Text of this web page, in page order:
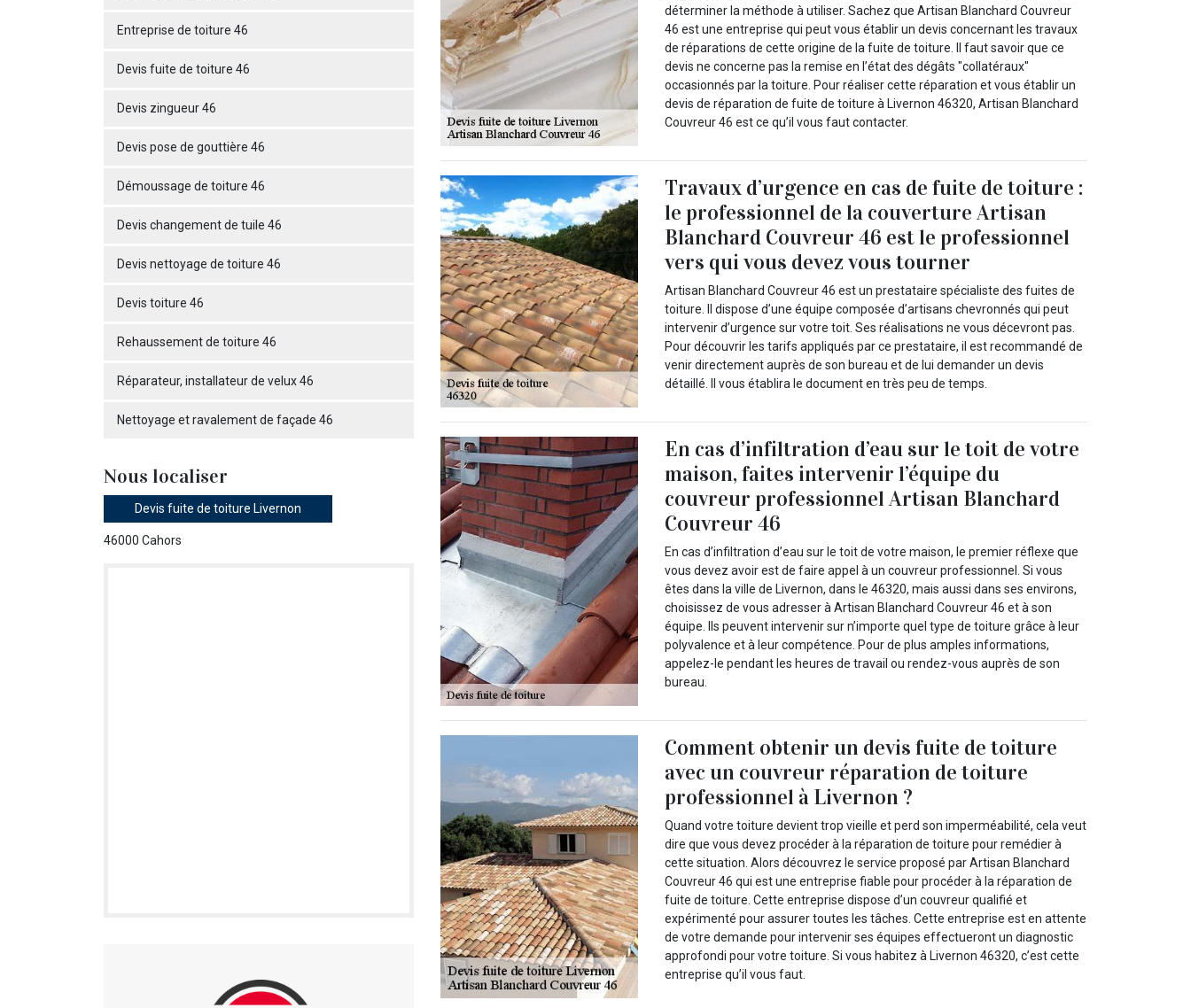
Entreprise de toiture 46
Devis fuite de toiture 46
Devis zingueur 46
Devis pose de gouttière 46
Démoussage de toiture 46
Devis changement de tuile 46
Devis nettoyage de toiture 46
Devis toiture 46
Rehaussement de toiture 46
Réparateur, installateur de velux 46
Nettoyage et ravalement de façade 46
Nous localiser
Devis fuite de toiture Livernon
46000 Cahors
déterminer la méthode à utiliser. Sachez que Artisan Blanchard Couvreur
46 est une entreprise qui peut vous établir un devis concernant les travaux
de réparations de cette origine de la fuite de toiture. Il faut savoir que ce
devis ne concerne pas la remise en l’état des dégâts "collatéraux"
occasionnés par la toiture. Pour réaliser cette réparation et vous établir un
devis de réparation de fuite de toiture à Livernon 46320, Artisan Blanchard
Couvreur 46 est ce qu’il vous faut contacter.
Travaux d’urgence en cas de fuite de toiture :
le professionnel de la couverture Artisan
Blanchard Couvreur 46 est le professionnel
vers qui vous devez vous tourner
Artisan Blanchard Couvreur 46 est un prestataire spécialiste des fuites de
toiture. Il dispose d’une équipe composée d’artisans chevronnés qui peut
intervenir d’urgence sur votre toit. Ses réalisations ne vous décevront pas.
Pour découvrir les tarifs appliqués par ce prestataire, il est recommandé de
venir directement auprès de son bureau et de lui demander un devis
détaillé. Il vous établira le document en très peu de temps.
En cas d’infiltration d’eau sur le toit de votre
maison, faites intervenir l’équipe du
couvreur professionnel Artisan Blanchard
Couvreur 46
En cas d’infiltration d’eau sur le toit de votre maison, le premier réflexe que
vous devez avoir est de faire appel à un couvreur professionnel. Si vous
êtes dans la ville de Livernon, dans le 46320, mais aussi dans ses environs,
choisissez de vous adresser à Artisan Blanchard Couvreur 46 et à son
équipe. Ils peuvent intervenir sur n’importe quel type de toiture grâce à leur
polyvalence et à leur compétence. Pour de plus amples informations,
appelez-le pendant les heures de travail ou rendez-vous auprès de son
bureau.
Comment obtenir un devis fuite de toiture
avec un couvreur réparation de toiture
professionnel à Livernon ?
Quand votre toiture devient trop vieille et perd son imperméabilité, cela veut
dire que vous devez procéder à la réparation de toiture pour remédier à
cette situation. Alors découvrez le service proposé par Artisan Blanchard
Couvreur 46 qui est une entreprise fiable pour procéder à la réparation de
fuite de toiture. Cette entreprise dispose d’un couvreur qualifié et
expérimenté pour assurer toutes les tâches. Cette entreprise est en attente
de votre demande pour intervenir ses équipes effectueront un diagnostic
approfondi pour votre toiture. Si vous habitez à Livernon 46320, c’est cette
entreprise qu’il vous faut.